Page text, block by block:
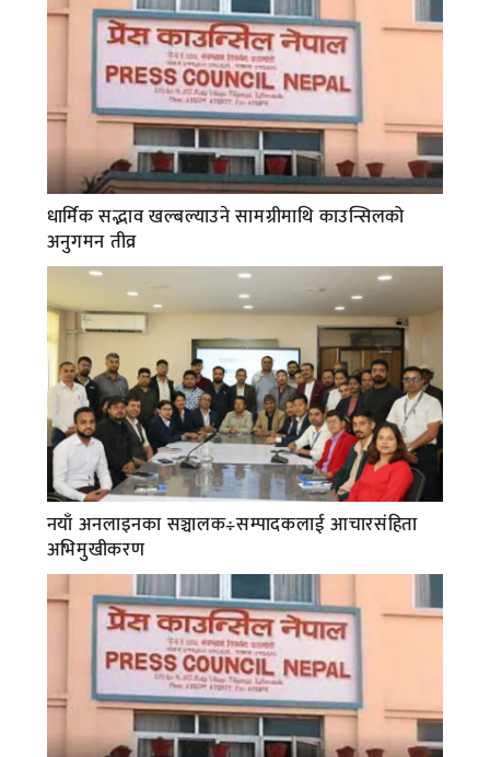
धार्मिक सद्भाव खल्बल्याउने सामग्रीमाथि काउन्सिलको
अनुगमन तीव्र
नयाँ अनलाइनका सञ्चालक÷सम्पादकलाई आचारसंहिता
अभिमुखीकरण